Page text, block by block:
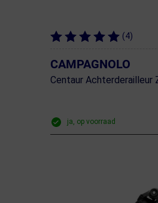
(4)
CAMPAGNOLO
Centaur Achterderailleur
ja, op voorraad